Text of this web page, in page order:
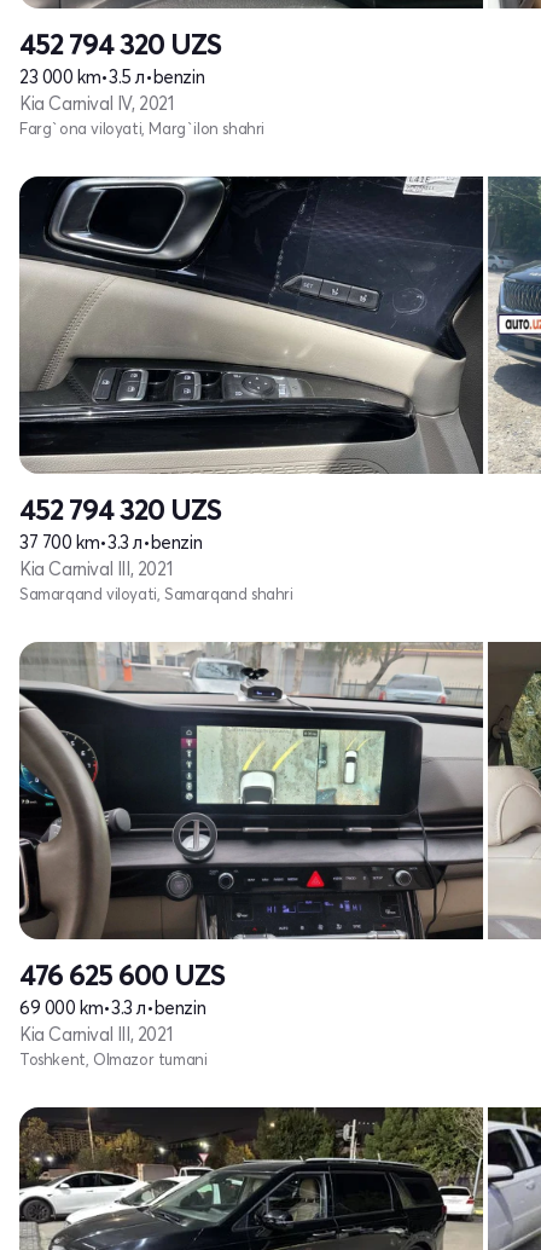
452 794 320 UZS
23 000 km•3.5 л•benzin
Kia Carnival IV, 2021
Farg`ona viloyati, Marg`ilon shahri
452 794 320 UZS
37 700 km•3.3 л•benzin
Kia Carnival III, 2021
Samarqand viloyati, Samarqand shahri
476 625 600 UZS
69 000 km•3.3 л•benzin
Kia Carnival III, 2021
Toshkent, Olmazor tumani